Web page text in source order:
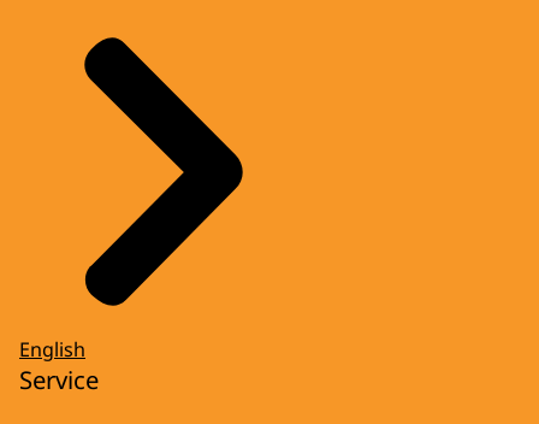
English
Service